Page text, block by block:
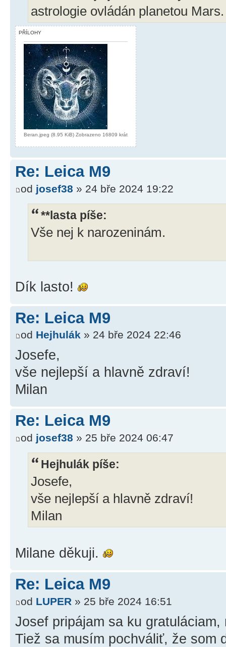
astrologie ovládán planetou Mars.
PŘÍLOHY
Beran.jpeg (8.95 KiB) Zobrazeno 16809 krát
Re: Leica M9
od josef38 » 24 bře 2024 19:22
**lasta píše:
Vše nej k narozeninám.
Dík lasto!
Re: Leica M9
od Hejhulák » 24 bře 2024 22:46
Josefe,
vše nejlepší a hlavně zdraví!
Milan
Re: Leica M9
od josef38 » 25 bře 2024 06:47
Hejhulák píše:
Josefe,
vše nejlepší a hlavně zdraví!
Milan
Milane děkuji.
Re: Leica M9
od LUPER » 25 bře 2024 16:51
Josef pripájam sa ku
Tiež sa musím pochváliť, že som